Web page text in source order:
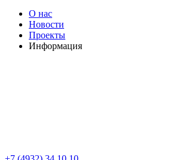
О нас
Новости
Проекты
Информация